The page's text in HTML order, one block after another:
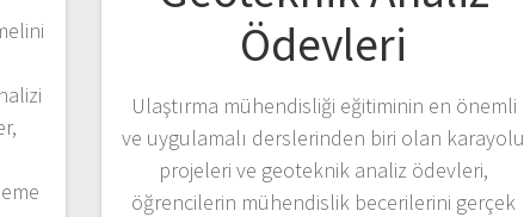
Ödevleri
Ulaştırma mühendisliği eğitiminin en önemli
ve uygulamalı derslerinden biri olan karayolu
projeleri ve geoteknik analiz ödevleri,
öğrencilerin mühendislik becerilerini gerçek